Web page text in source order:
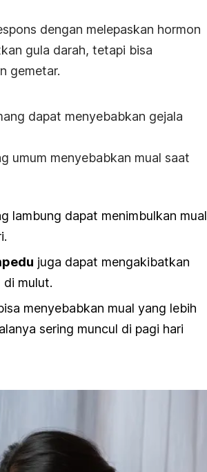
dengan melepaskan hormon
gula darah, tetapi bisa
gemetar.
dapat menyebabkan gejala
umum menyebabkan mual saat
lambung dapat menimbulkan mual
juga dapat mengakibatkan
di mulut.
menyebabkan mual yang lebih
sering muncul di pagi hari